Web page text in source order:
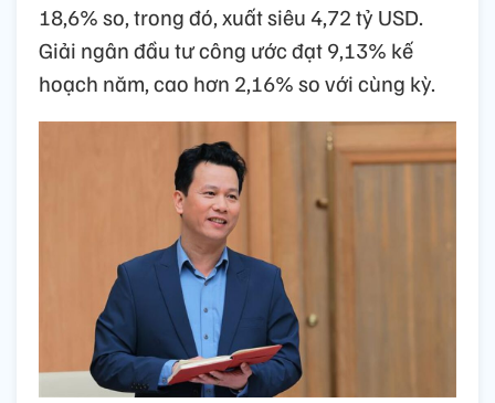
18,6% so, trong đó, xuất siêu 4,72 tỷ USD.
Giải ngân đầu tư công ước đạt 9,13% kế
hoạch năm, cao hơn 2,16% so với cùng kỳ.